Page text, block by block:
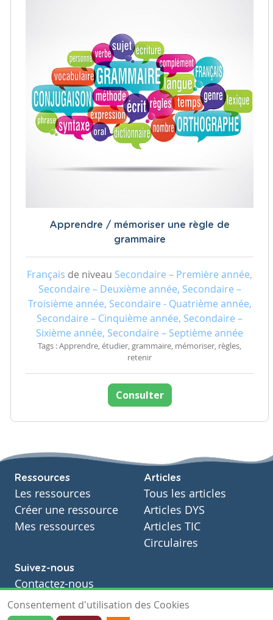
Apprendre / mémoriser une règle de
grammaire
Français de niveau Secondaire – Première année,
Secondaire – Deuxième année, Secondaire –
Troisième année, Secondaire - Quatrième année,
Secondaire – Cinquième année, Secondaire –
Sixième année, Secondaire – Septième année
Tags : Apprendre, étudier, grammaire, mémoriser, règles,
retenir
Consulter
Ressources
Les ressources
Créer une ressource
Mes ressources
Articles
Tous les articles
Articles DYS
Articles TIC
Circulaires
Suivez-nous
Contactez-nous
Soutien scolaire
Notre page Facebook
Consentement d'utilisation des Cookies